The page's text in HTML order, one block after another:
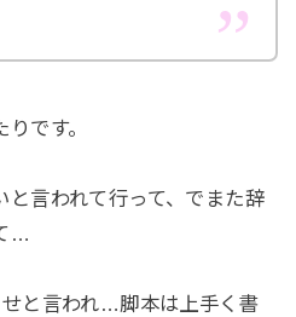
です。
と言われて行って、でまた辞
…
と言われ…脚本は上手く書